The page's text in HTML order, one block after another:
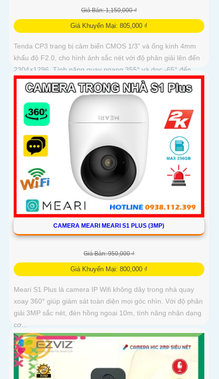
Giá Bán: 1,150,000 ₫
Giá Khuyến Mại: 805,000 ₫
Tenda CP3 trang bị cảm biến CMOS 1/3” và ống kính 4mm
khẩu độ F2.0, cho hình ảnh sắc nét với độ phân giải lên đến
2304×1296. Tính năng quay ngang 355° và dọc -65° đến
90°, cùng...
CAMERA MEARI MEARI S1 PLUS (3MP)
Giá Bán: 950,000 ₫
Giá Khuyến Mại: 800,000 ₫
Meari S1 Plus là camera IP Wifi không dây trong nhà quay
xoay 360° giúp giám sát toàn diện mọi góc nhìn. Với độ phân
giải 3MP sắc nét, đèn hồng ngoại 10m, tính năng nhận dạng
cơ...